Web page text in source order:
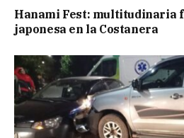
Hanami Fest: multitudinaria
japonesa en la Costanera